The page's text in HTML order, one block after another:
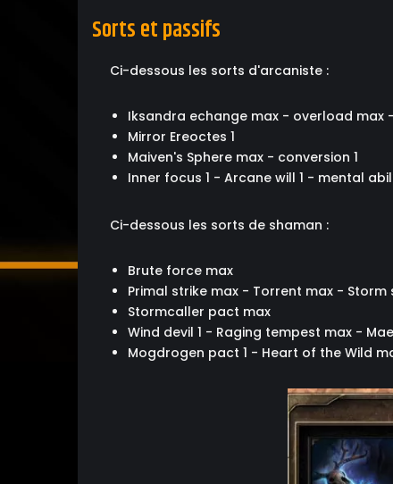
Sorts et passifs
Ci-dessous les sorts d'arcaniste :
Iksandra echange max - overload max
Mirror Ereoctes 1
Maiven's Sphere max - conversion 1
Inner focus 1 - Arcane will 1 - mental
Ci-dessous les sorts de shaman :
Brute force max
Primal strike max - Torrent max - Storm
Stormcaller pact max
Wind devil 1 - Raging tempest max -
Mogdrogen pact 1 - Heart of the Wild